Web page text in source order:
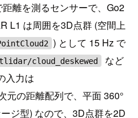
離を測るセンサーで、Go2
L1 は周囲を3D点群 (空間上
) として 15 Hz で
cloud_deskewed
など
入力は
元の距離配列で、平面 360°
ジ型) なので、3D点群を2D